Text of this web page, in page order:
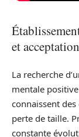
et
La recherche
mentale
connaissent
perte de taille.
constante